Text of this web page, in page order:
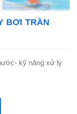
BƠI TRẦN
kỹ năng xử lý